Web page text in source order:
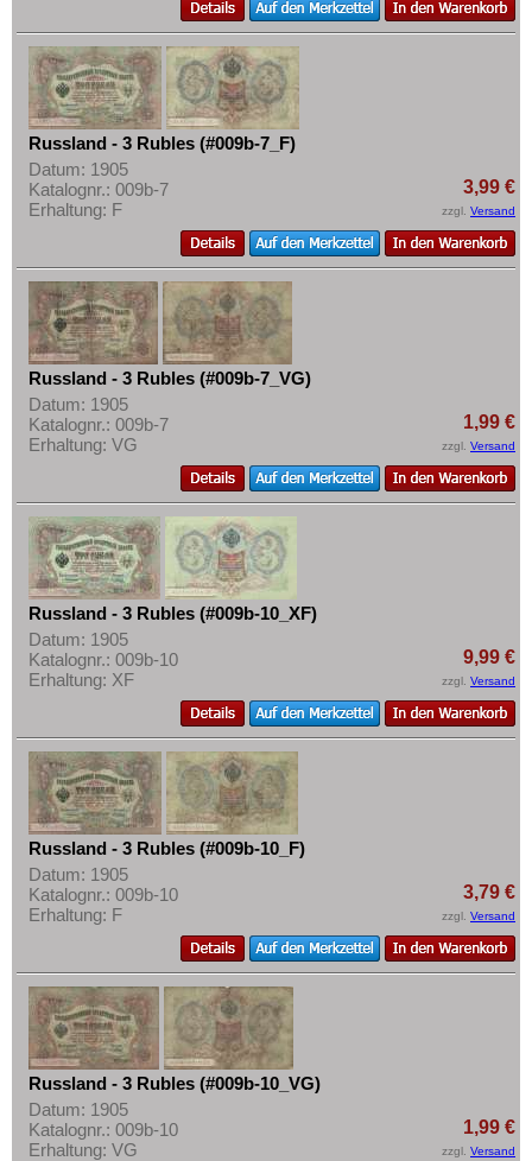
Russland - 3 Rubles (#009b-7_F)
Datum: 1905
Katalognr.: 009b-7
Erhaltung: F
3,99 €
zzgl. Versand
Russland - 3 Rubles (#009b-7_VG)
Datum: 1905
Katalognr.: 009b-7
Erhaltung: VG
1,99 €
zzgl. Versand
Russland - 3 Rubles (#009b-10_XF)
Datum: 1905
Katalognr.: 009b-10
Erhaltung: XF
9,99 €
zzgl. Versand
Russland - 3 Rubles (#009b-10_F)
Datum: 1905
Katalognr.: 009b-10
Erhaltung: F
3,79 €
zzgl. Versand
Russland - 3 Rubles (#009b-10_VG)
Datum: 1905
Katalognr.: 009b-10
Erhaltung: VG
1,99 €
zzgl. Versand